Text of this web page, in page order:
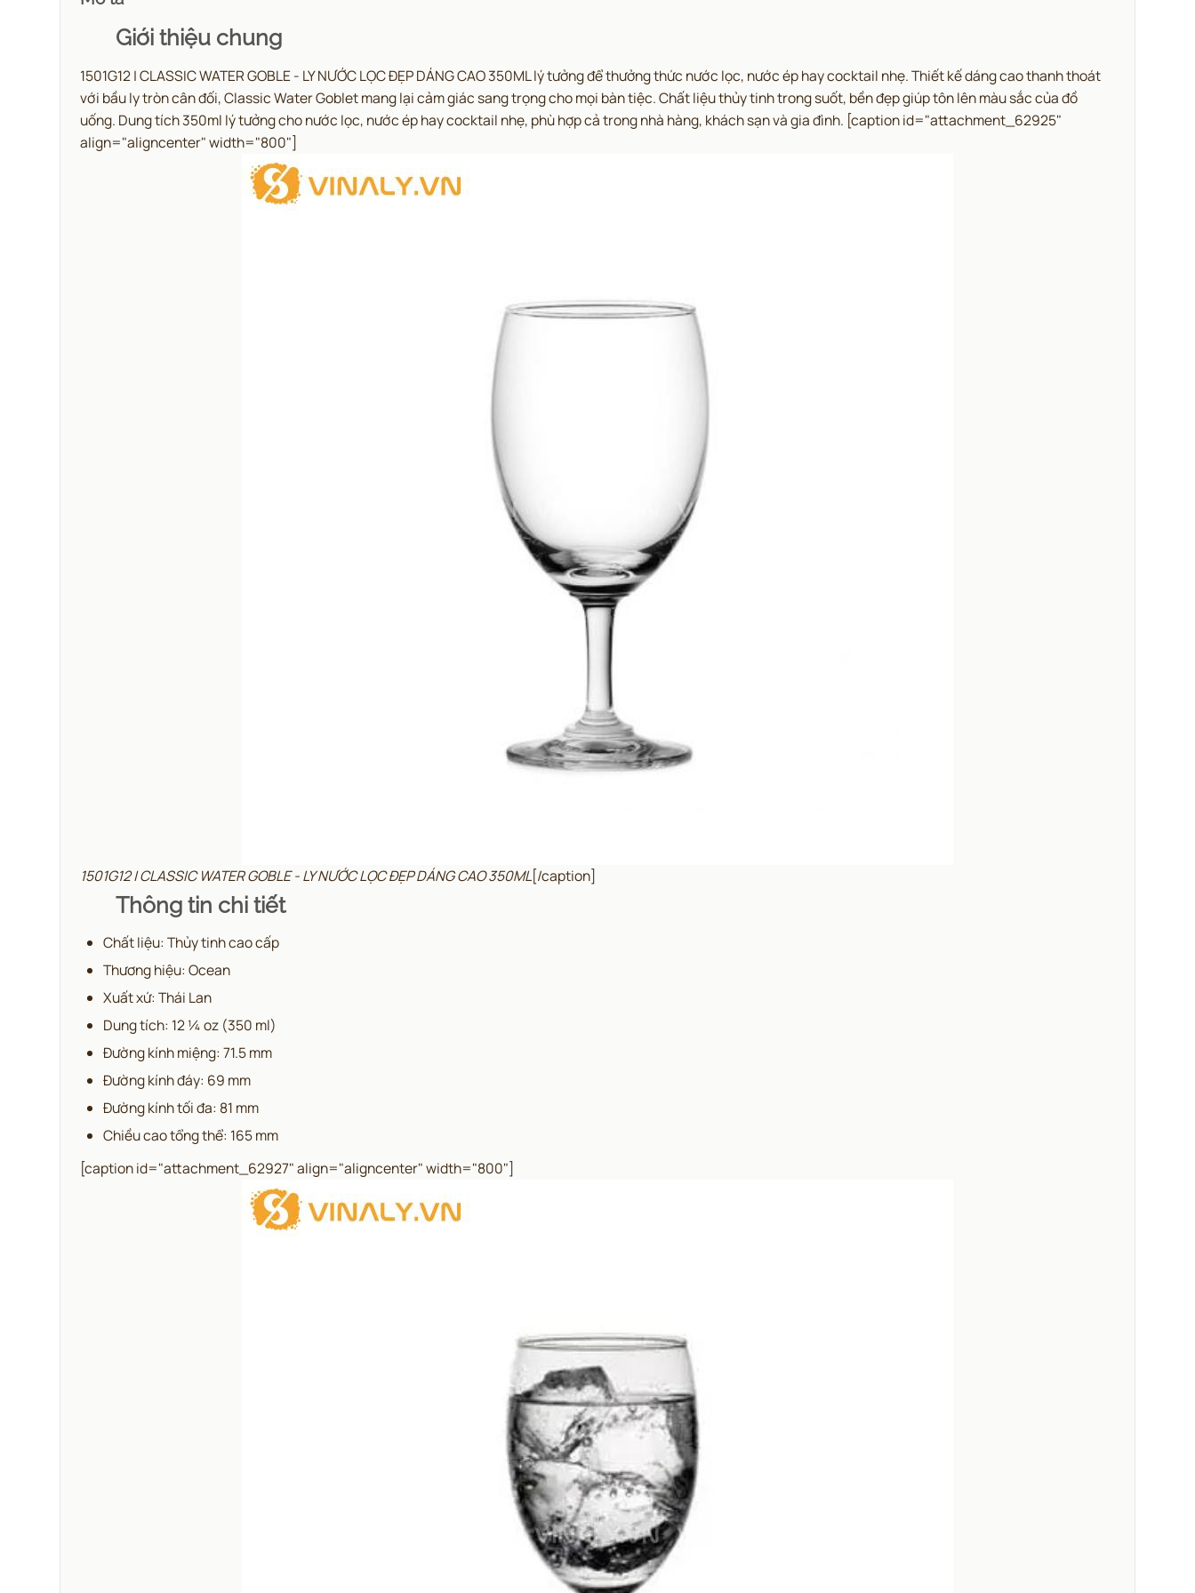
Giới thiệu chung
1501G12 | CLASSIC WATER GOBLE - LY NƯỚC LỌC ĐẸP DÁNG CAO 350ML lý tưởng để thưởng thức nước lọc, nước ép hay cocktail nhẹ.Thiết kế dáng cao thanh thoát
với bầu ly tròn cân đối, Classic Water Goblet mang lại cảm giác sang trọng cho mọi bàn tiệc. Chất liệu thủy tinh trong suốt, bền đẹp giúp tôn lên màu sắc của đồ
uống. Dung tích 350ml lý tưởng cho nước lọc, nước ép hay cocktail nhẹ, phù hợp cả trong nhà hàng, khách sạn và gia đình. [caption id="attachment_62925"
align="aligncenter" width="800"]
1501G12 | CLASSIC WATER GOBLE - LY NƯỚC LỌC ĐẸP DÁNG CAO 350ML[/caption]
Thông tin chi tiết
Chất liệu: Thủy tinh cao cấp
Thương hiệu: Ocean
Xuất xứ: Thái Lan
Dung tích: 12 ¼ oz (350 ml)
Đường kính miệng: 71.5 mm
Đường kính đáy: 69 mm
Đường kính tối đa: 81 mm
Chiều cao tổng thể: 165 mm
[caption id="attachment_62927" align="aligncenter" width="800"]